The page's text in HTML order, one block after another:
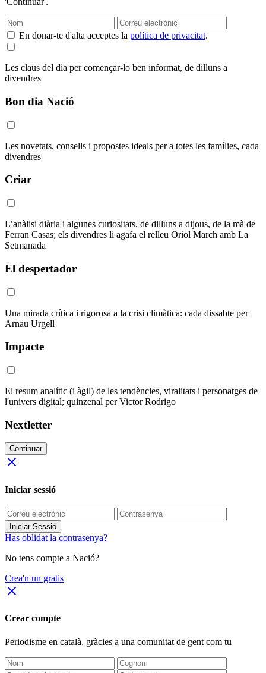
En donar-te d'alta acceptes la política de privacitat.
Les claus del dia per començar-lo ben informat, de dilluns a
divendres
Bon dia Nació
Les novetats, consells i propostes ideals per a totes les famílies, cada
divendres
Criar
L’anàlisi diària i algunes curiositats, de dilluns a dijous, de la mà de
Ferran Casas; els divendres li agafa el relleu Oriol March amb La
Setmanada
El despertador
Una mirada crítica i rigorosa a la crisi climàtica: cada dissabte per
Arnau Urgell
Impacte
El resum analític (i àgil) de les tendències, viralitats i personatges de
l'univers digital; quinzenal per Victor Rodrigo
Nextletter
Continuar
close
Iniciar sessió
Iniciar Sessió
Has oblidat la contrasenya?
No tens compte a Nació?
Crea'n un gratis
close
Crear compte
Periodisme en català, gràcies a una comunitat de gent com tu